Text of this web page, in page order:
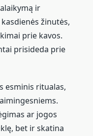
ir
žinutės,
prie kavos.
prisideda prie
esminis ritualas,
ar jogos
bet ir skatina